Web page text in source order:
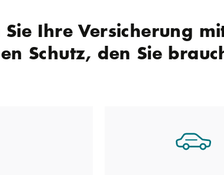
Ihre Versicherung
Schutz, den Sie